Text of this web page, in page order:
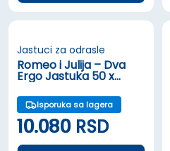
Jastuci za odrasle
Romeo i Julija – Dva
Ergo Jastuka 50 x
70cm
Isporuka sa lagera
10.080 RSD